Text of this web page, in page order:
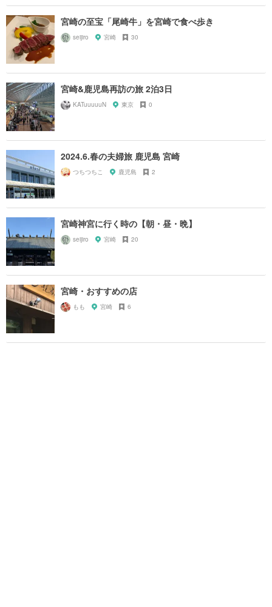
宮崎の至宝「尾崎牛」を宮崎で食べ歩き
seijiro 宮崎 30
宮崎&鹿児島再訪の旅 2泊3日
KATuuuuuN 東京 0
2024.6.春の夫婦旅 鹿児島 宮崎
つちつちこ 鹿児島 2
宮崎神宮に行く時の【朝・昼・晩】
seijiro 宮崎 20
宮崎・おすすめの店
もも 宮崎 6